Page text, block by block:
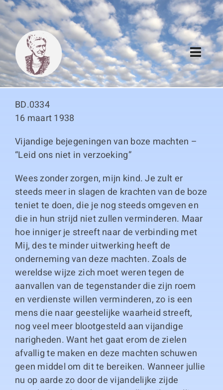
Skip
to
content
Algemeen
Thema boeken
Duitse boeken
Links
BD.0334
16 maart 1938
Vijandige bejegeningen van boze machten –
“Leid ons niet in verzoeking”
Wees zonder zorgen, mijn kind. Je zult er
steeds meer in slagen de krachten van de boze
teniet te doen, die je nog steeds omgeven en
die in hun strijd niet zullen verminderen. Maar
hoe inniger je streeft naar de verbinding met
Mij, des te minder uitwerking heeft de
onderneming van deze machten. Zoals de
wereldse wijze zich moet weren tegen de
aanvallen van de tegenstander die zijn roem
en verdienste willen verminderen, zo is een
mens die naar geestelijke waarheid streeft,
nog veel meer blootgesteld aan vijandige
narigheden. Want het gaat erom de zielen
afvallig te maken en deze machten schuwen
geen middel om dit te bereiken. Wanneer jullie
nu op aarde zo door de vijandelijke zijde